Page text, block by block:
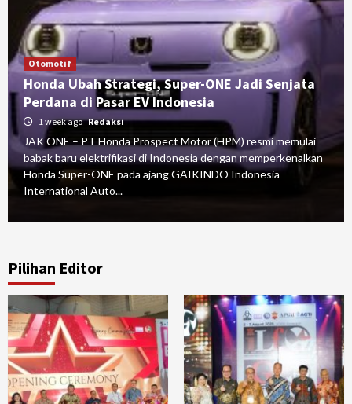
Otomotif
Honda Ubah Strategi, Super-ONE Jadi Senjata
Perdana di Pasar EV Indonesia
1 week ago Redaksi
JAK ONE – PT Honda Prospect Motor (HPM) resmi memulai
babak baru elektrifikasi di Indonesia dengan memperkenalkan
Honda Super-ONE pada ajang GAIKINDO Indonesia
International Auto...
Pilihan Editor